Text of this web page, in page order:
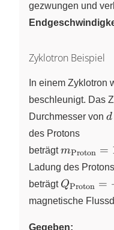
gezwungen und
Zyklotron Beispiel
In einem Zyklotron
beschleunigt. Das
Durchmesser von d
des Protons
beträgtmProton =
Ladung des Protons
beträgt QProton =
magnetische
Gegeben: